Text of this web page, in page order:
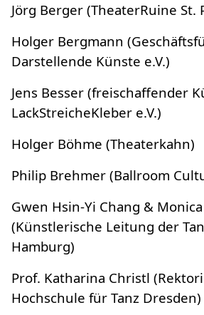
Jörg Berger (TheaterRuine St.
Holger Bergmann
Darstellende Künste e.V.)
Jens Besser (freischaffender
LackStreicheKleber e.V.)
Holger Böhme (Theaterkahn)
Philip Brehmer (Ballroom
Gwen Hsin-Yi Chang &
(Künstlerische Leitung der
Hamburg)
Prof. Katharina Christl
Hochschule für Tanz Dresden)